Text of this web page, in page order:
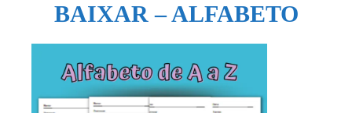
BAIXAR – ALFABETO